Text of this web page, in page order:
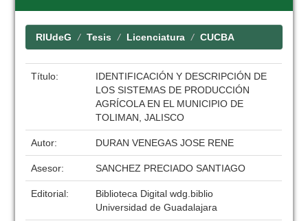
RIUdeG Tesis Licenciatura CUCBA
Título:
IDENTIFICACIÓN Y DESCRIPCIÓN DE
LOS SISTEMAS DE PRODUCCIÓN
AGRÍCOLA EN EL MUNICIPIO DE
TOLIMAN, JALISCO
Autor: DURAN VENEGAS JOSE RENE
Asesor: SANCHEZ PRECIADO SANTIAGO
Editorial:
Biblioteca Digital wdg.biblio
Universidad de Guadalajara